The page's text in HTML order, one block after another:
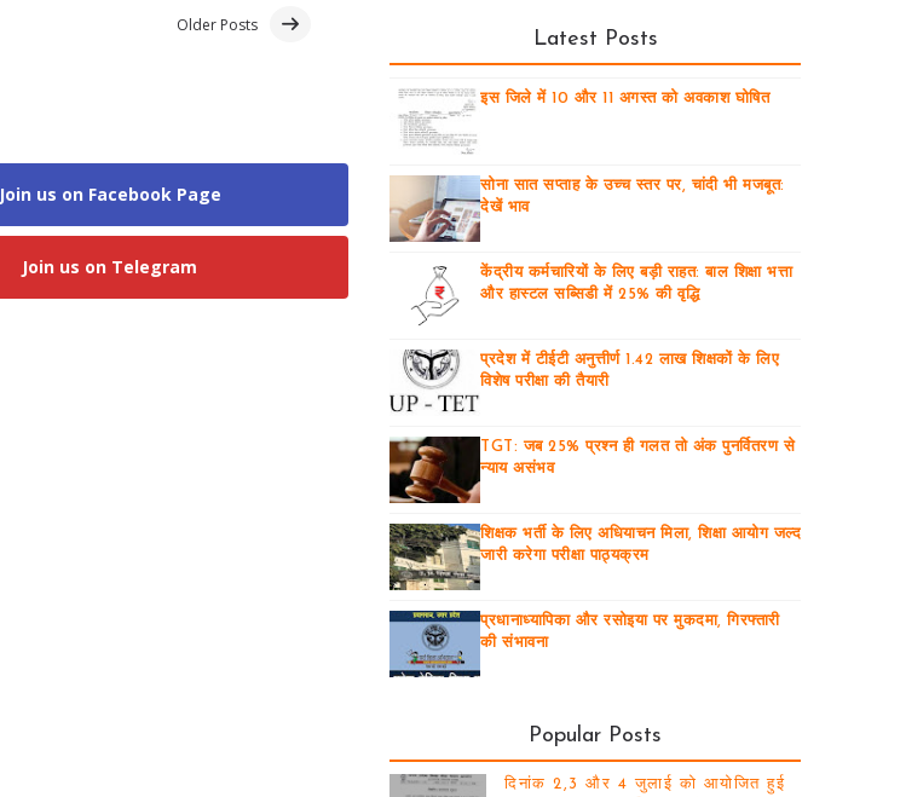
Older Posts
Join us on Facebook Page
Join us on Telegram
Latest Posts
इस जिले में 10 और 11 अगस्त को अवकाश घोषित
सोना सात सप्ताह के उच्च स्तर पर, चांदी भी मजबूत:
देखें भाव
केंद्रीय कर्मचारियों के लिए बड़ी राहत: बाल शिक्षा भत्ता
और हास्टल सब्सिडी में 25% की वृद्धि
प्रदेश में टीईटी अनुत्तीर्ण 1.42 लाख शिक्षकों के लिए
विशेष परीक्षा की तैयारी
TGT: जब 25% प्रश्न ही गलत तो अंक पुनर्वितरण से
न्याय असंभव
शिक्षक भर्ती के लिए अधियाचन मिला, शिक्षा आयोग जल्द
जारी करेगा परीक्षा पाठ्यक्रम
प्रधानाध्यापिका और रसोइया पर मुकदमा, गिरफ्तारी
की संभावना
Popular Posts
दिनांक 2,3 और 4 जुलाई को आयोजित हुई